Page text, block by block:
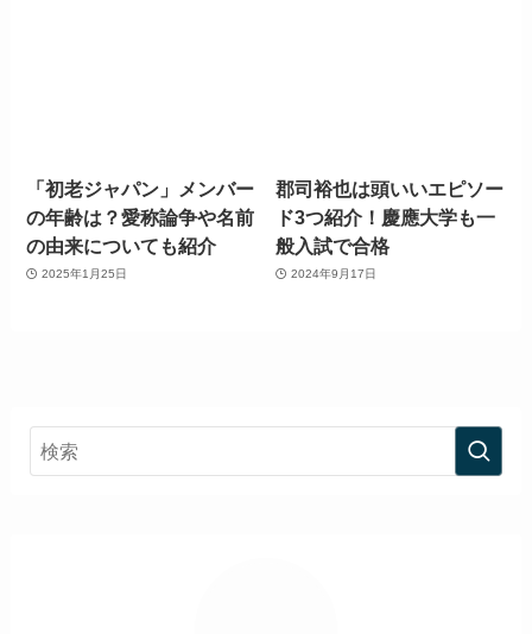
「初老ジャパン」メンバー
の年齢は？愛称論争や名前
の由来についても紹介
2025年1月25日
郡司裕也は頭いいエピソー
ド3つ紹介！慶應大学も一
般入試で合格
2024年9月17日